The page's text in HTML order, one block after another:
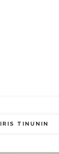
IRIS TINUNIN